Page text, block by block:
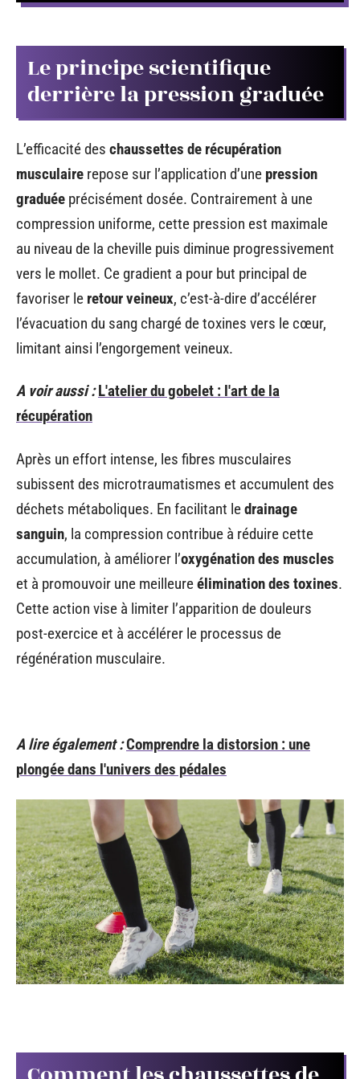
Le principe scientifique
derrière la pression graduée
L’efficacité des chaussettes de récupération
musculaire repose sur l’application d’une pression
graduée précisément dosée. Contrairement à une
compression uniforme, cette pression est maximale
au niveau de la cheville puis diminue progressivement
vers le mollet. Ce gradient a pour but principal de
favoriser le retour veineux, c’est-à-dire d’accélérer
l’évacuation du sang chargé de toxines vers le cœur,
limitant ainsi l’engorgement veineux.
A voir aussi : L'atelier du gobelet : l'art de la
récupération
Après un effort intense, les fibres musculaires
subissent des microtraumatismes et accumulent des
déchets métaboliques. En facilitant ledrainage
sanguin, la compression contribue à réduire cette
accumulation, à améliorer l’oxygénation des muscles
et à promouvoir une meilleureélimination des toxines.
Cette action vise à limiter l’apparition de douleurs
post-exercice et à accélérer le processus de
régénération musculaire.
A lire également :Comprendre la distorsion : une
plongée dans l'univers des pédales